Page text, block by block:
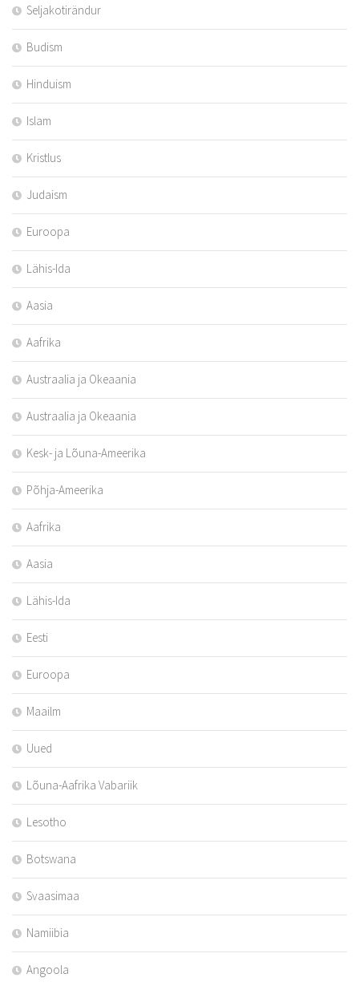
Seljakotirändur
Budism
Hinduism
Islam
Kristlus
Judaism
Euroopa
Lähis-Ida
Aasia
Aafrika
Austraalia ja Okeaania
Austraalia ja Okeaania
Kesk- ja Lõuna-Ameerika
Põhja-Ameerika
Aafrika
Aasia
Lähis-Ida
Eesti
Euroopa
Maailm
Uued
Lõuna-Aafrika Vabariik
Lesotho
Botswana
Svaasimaa
Namiibia
Angoola